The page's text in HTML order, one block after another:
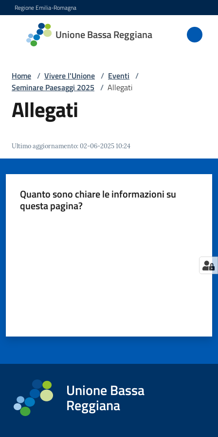
Vai al contenuto
Vai alla navigazione
Vai al footer
Regione Emilia-Romagna
Unione Bassa Reggiana
Unione
Bassa
Amministrazione
Servizi
l'Unione
Menu selezionato
su
Home / Vivere l'Unione / Eventi /
Seminare Paesaggi 2025 / Allegati
Allegati
Ultimo aggiornamento:02-06-2025 10:24
Quanto sono chiare le informazioni su
questa pagina?
Unione Bassa
Reggiana